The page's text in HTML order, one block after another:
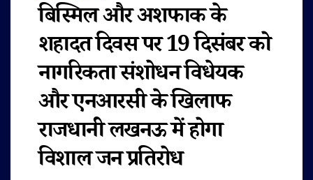
बिस्मिल और अशफाक के
शहादत दिवस पर 19 दिसंबर को
नागरिकता संशोधन विधेयक
और एनआरसी के खिलाफ
राजधानी लखनऊ में होगा
विशाल जन प्रतिरोध